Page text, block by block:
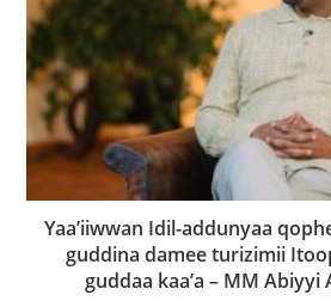
Yaa’iiwwan Idil-addunyaa
guddina damee turizimii
guddaa kaa’a – MM Abiyyi